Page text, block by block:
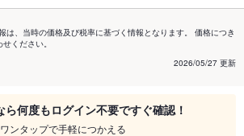
、当時の価格及び税率に基づく情報となります。 価格につき
ください。
2026/05/27 更新
ら何度もログイン不要ですぐ確認！
ワンタップで手軽につかえる